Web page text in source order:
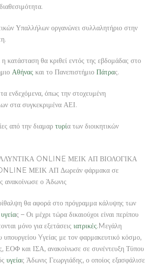
Υπαλλήλων οργανώνει συλλαλητήριο στην
κατάσταση θα κριθεί εντός της εβδομάδας στο
Αθήνας και το Πανεπιστήμιο Πάτρας.
ενδεχόμενα, όπως την στοχευμένη
στα συγκεκριμένα ΑΕΙ.
από την διαμαρ τυρία των διοικητικών
ONLINE ΜΕΙΚ ΑΠ ΒΙΟΛΟΓΙΚΑ
ΜΕΙΚ ΑΠ Δωρεάν φάρμακα σε
ανακοίνωσε ο Άδωνις
θα αφορά στο πρόγραμμα κάλυψης των
υγείας – Οι μέχρι τώρα δικαιούχοι είναι περίπου
μόνο για εξετάσεις ιατρικές.Mεγάλη
Yγείας με τον φαρμακευτικό κόσμο,
ΕΟΦ και ΙΣΑ, ανακοίνωσε σε συνέντευξη Τύπου
υγείας Άδωνις Γεωργιάδης, ο οποίος εξασφάλισε